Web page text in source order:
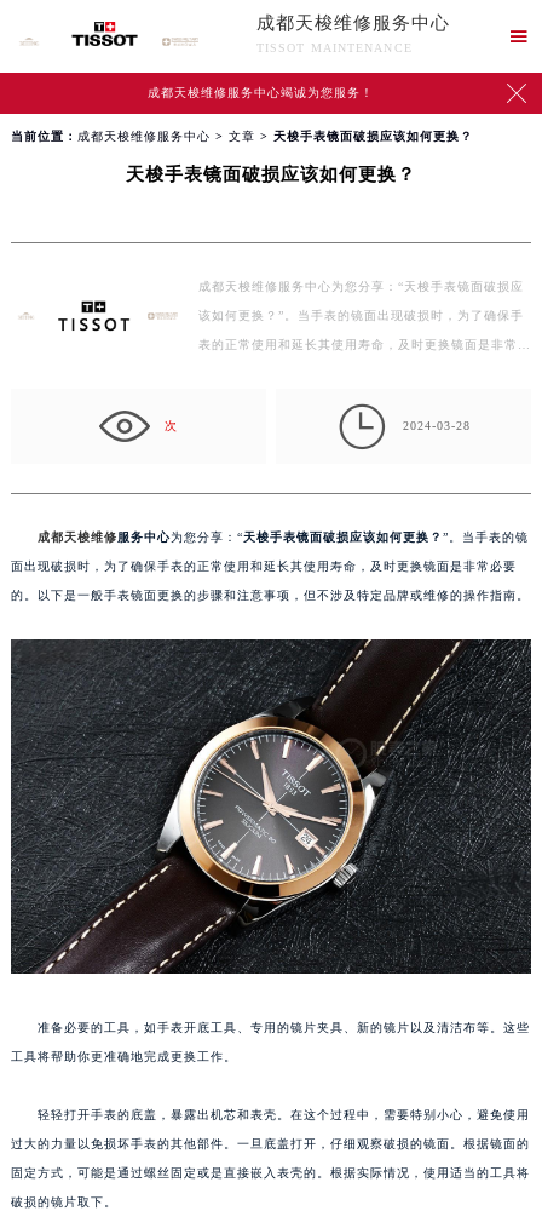
成都天梭维修服务中心
TISSOT MAINTENANCE

成都天梭维修服务中心竭诚为您服务！ 
当前位置： 成都天梭维修服务中心 > 文章 > 天梭手表镜面破损应该如何更换？
天梭手表镜面破损应该如何更换？
成都天梭维修服务中心为您分享：“天梭手表镜面破损应
该如何更换？”。当手表的镜面出现破损时，为了确保手
表的正常使用和延长其使用寿命，及时更换镜面是非常
次  2024-03-28
成都天梭维修服务中心为您分享：“天梭手表镜面破损应该如何更换？ ”。当手表的镜
面出现破损时，为了确保手表的正常使用和延长其使用寿命，及时更换镜面是非常必要
的。以下是一般手表镜面更换的步骤和注意事项，但不涉及特定品牌或维修的操作指南。
准备必要的工具，如手表开底工具、专用的镜片夹具、新的镜片以及清洁布等。这些
工具将帮助你更准确地完成更换工作。
轻轻打开手表的底盖，暴露出机芯和表壳。在这个过程中，需要特别小心，避免使用
过大的力量以免损坏手表的其他部件。一旦底盖打开，仔细观察破损的镜面。根据镜面的
固定方式，可能是通过螺丝固定或是直接嵌入表壳的。根据实际情况，使用适当的工具将
破损的镜片取下。